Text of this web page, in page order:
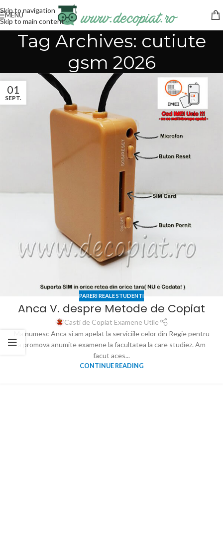
Skip to navigation
Skip to main content
MENU
Tag Archives: cutiute
gsm 2026
01
SEPT.
PARERI REALE STUDENTI
Anca V. despre Metode de Copiat
Casti de Copiat Examene Utile
Ma numesc Anca si am apelat la serviciile celor din Regie pentru
a promova anumite examene la facultatea la care studiez. Am
facut aces...
CONTINUE READING